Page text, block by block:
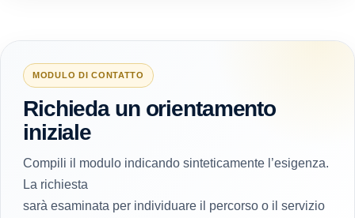
MODULO DI CONTATTO
Richieda un orientamento
iniziale
Compili il modulo indicando sinteticamente l’esigenza.
La richiesta
sarà esaminata per individuare il percorso o il servizio